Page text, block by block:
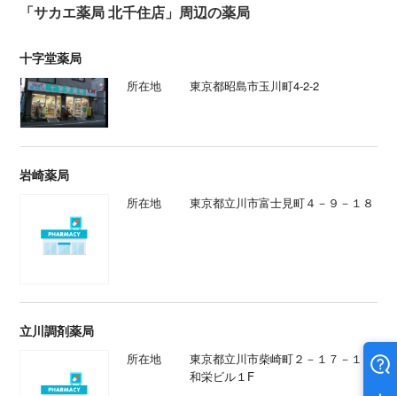
「サカエ薬局 北千住店」周辺の薬局
十字堂薬局
所在地 東京都昭島市玉川町4-2-2
岩崎薬局
所在地 東京都立川市富士見町４－９－１８
立川調剤薬局
所在地
東京都立川市柴崎町２－１７－１９
和栄ビル１F